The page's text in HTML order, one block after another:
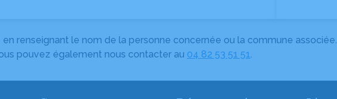
renseignant le nom de la personne concernée ou la commune associée.
pouvez également nous contacter au 04 82 53 51 51.